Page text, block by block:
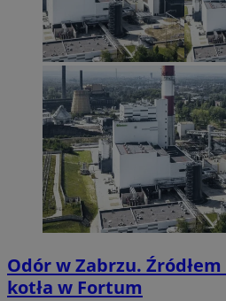
Odór w Zabrzu.
kotła w Fortum